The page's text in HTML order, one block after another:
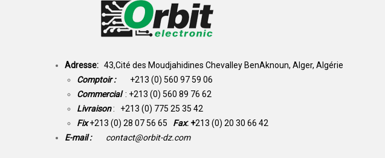
Adresse: 43,Cité des Moudjahidines Chevalley BenAknoun, Alger, Algérie
Comptoir : +213 (0) 560 97 59 06
Commercial : +213 (0) 560 89 76 62
Livraison: +213 (0) 775 25 35 42
Fix +213 (0) 28 07 56 65 Fax: +213 (0) 20 30 66 42
E-mail :
contact@orbit-dz.com